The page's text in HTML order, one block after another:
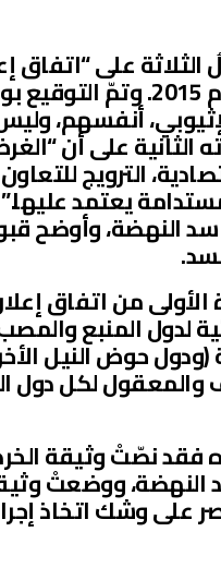
الثلاثة على
في 23 مارس عام
أنفسهم،
الثانية على أن
الترويج
يعتمد عليها.”
النهضة، وأوضح
من اتفاق
لدول المنبع
(ودول حوض النيل
والمعقول لكل دول
فقد نصّتْ وثيقة
النهضة، ووضعتْ
على وشك اتخاذ